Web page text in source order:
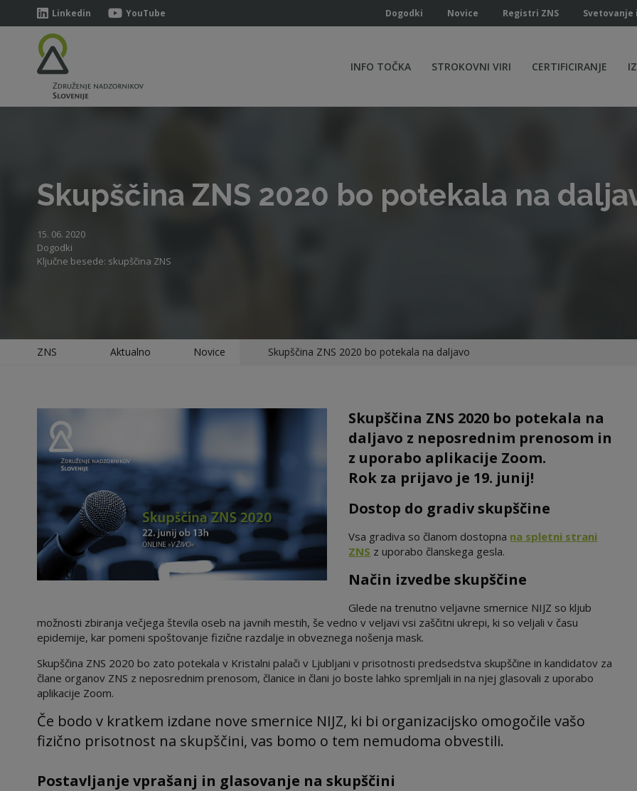
Linkedin YouTube Dogodki Novice Registri ZNS
INFO TOČKA STROKOVNI VIRI CERTIFICIRANJE
Skupščina ZNS 2020 bo potekala na
15. 06. 2020
Dogodki
Ključne besede: skupščina ZNS
ZNS Aktualno Novice Skupščina ZNS 2020 bo potekala na daljavo
Skupščina ZNS 2020 bo potekala na
daljavo z neposrednim prenosom in
z uporabo aplikacije Zoom.
Rok za prijavo je 19. junij!
Dostop do gradiv skupščine
Vsa gradiva so članom dostopna na spletni strani
ZNS z uporabo članskega gesla.
Način izvedbe skupščine
Glede na trenutno veljavne smernice NIJZ so kljub
možnosti zbiranja večjega števila oseb na javnih mestih, še vedno v veljavi vsi zaščitni ukrepi, ki so veljali v času
epidemije, kar pomeni spoštovanje fizične razdalje in obveznega nošenja mask.
Skupščina ZNS 2020 bo zato potekala v Kristalni palači v Ljubljani v prisotnosti predsedstva skupščine in kandidatov za
člane organov ZNS z neposrednim prenosom, članice in člani jo boste lahko spremljali in na njej glasovali z uporabo
aplikacije Zoom.
Če bodo v kratkem izdane nove smernice NIJZ, ki bi organizacijsko omogočile vašo
fizično prisotnost na skupščini, vas bomo o tem nemudoma obvestili.
Postavljanje vprašanj in glasovanje na skupščini